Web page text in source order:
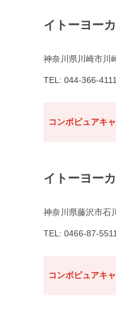
イトーヨー
神奈川県川崎市川
TEL: 044-366-4111
コンボピュアキ
イトーヨー
神奈川県藤沢市石
TEL: 0466-87-5511
コンボピュアキ